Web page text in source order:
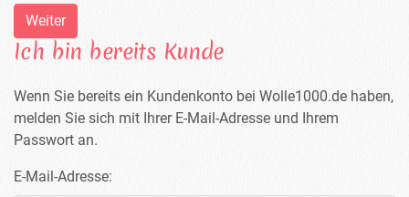
Weiter
Ich bin bereits Kunde
Wenn Sie bereits ein Kundenkonto bei Wolle1000.de haben,
melden Sie sich mit Ihrer E-Mail-Adresse und Ihrem
Passwort an.
E-Mail-Adresse: